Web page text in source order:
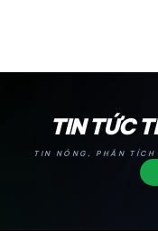
TIN TỨC
TIN NÓNG, PHÂN TÍCH